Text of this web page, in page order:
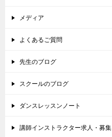
メディア
よくあるご質問
先生のブログ
スクールのブログ
ダンスレッスンノート
講師インストラクター求人・募集